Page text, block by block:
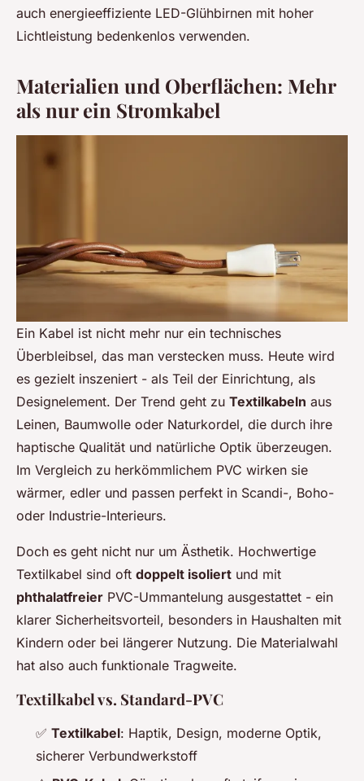
auch energieeffiziente LED-Glühbirnen mit hoher
Lichtleistung bedenkenlos verwenden.
Materialien und Oberflächen: Mehr
als nur ein Stromkabel
Ein Kabel ist nicht mehr nur ein technisches
Überbleibsel, das man verstecken muss. Heute wird
es gezielt inszeniert - als Teil der Einrichtung, als
Designelement. Der Trend geht zu Textilkabeln aus
Leinen, Baumwolle oder Naturkordel, die durch ihre
haptische Qualität und natürliche Optik überzeugen.
Im Vergleich zu herkömmlichem PVC wirken sie
wärmer, edler und passen perfekt in Scandi-, Boho-
oder Industrie-Interieurs.
Doch es geht nicht nur um Ästhetik. Hochwertige
Textilkabel sind oft doppelt isoliert und mit
phthalatfreier PVC-Ummantelung ausgestattet - ein
klarer Sicherheitsvorteil, besonders in Haushalten mit
Kindern oder bei längerer Nutzung. Die Materialwahl
hat also auch funktionale Tragweite.
Textilkabel vs. Standard-PVC
✅ Textilkabel: Haptik, Design, moderne Optik,
sicherer Verbundwerkstoff